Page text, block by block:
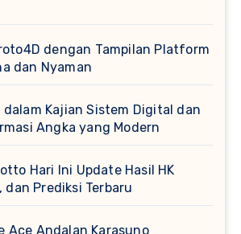
dengan Tampilan Platform
dan Nyaman
dalam Kajian Sistem Digital dan
Angka yang Modern
Hari Ini Update Hasil HK
dan Prediksi Terbaru
Ace Andalan Karasuno